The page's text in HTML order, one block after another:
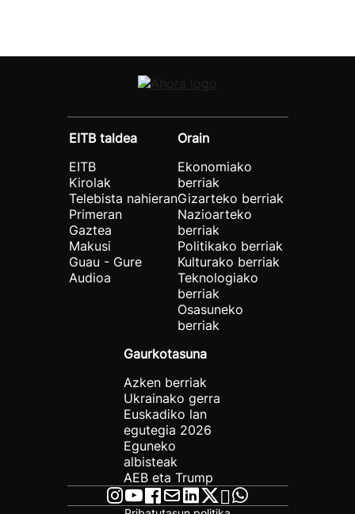
EITB taldea
EITB
Kirolak
Telebista nahieran
Primeran
Gaztea
Makusi
Guau - Gure
Audioa
Orain
Ekonomiako
berriak
Gizarteko berriak
Nazioarteko
berriak
Politikako berriak
Kulturako berriak
Teknologiako
berriak
Osasuneko
berriak
Gaurkotasuna
Azken berriak
Ukrainako gerra
Euskadiko lan
egutegia 2026
Eguneko
albisteak
AEB eta Trump